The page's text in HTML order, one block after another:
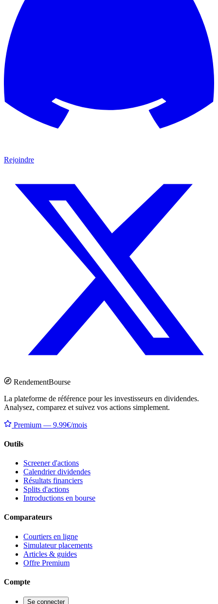
Rejoindre
RendementBourse
La plateforme de référence pour les investisseurs en dividendes.
Analysez, comparez et suivez vos actions simplement.
Premium — 9.99€/mois
Outils
Screener d'actions
Calendrier dividendes
Résultats financiers
Splits d'actions
Introductions en bourse
Comparateurs
Courtiers en ligne
Simulateur placements
Articles & guides
Offre Premium
Compte
Se connecter